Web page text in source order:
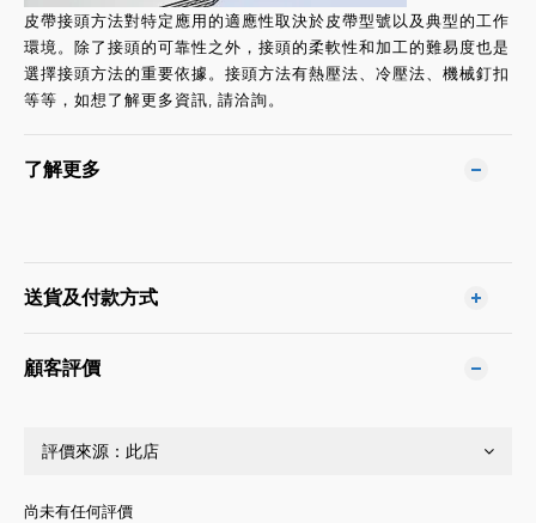
皮帶接頭方法對特定應用的適應性取決於皮帶型號以及典型的工作
環境。除了接頭的可靠性之外，接頭的柔軟性和加工的難易度也是
選擇接頭方法的重要依據。接頭方法有熱壓法、冷壓法、機械釘扣
等等，如想了解更多資訊, 請洽詢。
了解更多
送貨及付款方式
顧客評價
尚未有任何評價